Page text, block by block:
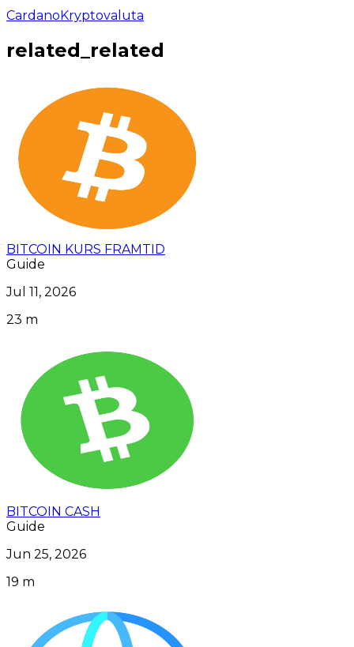
Cardano Kryptovaluta
related_related
BITCOIN KURS FRAMTID
Guide
Jul 11, 2026
23 m
BITCOIN CASH
Guide
Jun 25, 2026
19 m